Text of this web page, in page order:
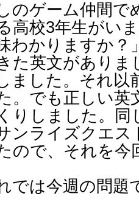
のゲーム仲間で
高校3年生がい
わかりますか？
た英文がありま
ました。それ以
。でも正しい英
りしました。同
ンライズクエス
ので、それを今
では今週の問題